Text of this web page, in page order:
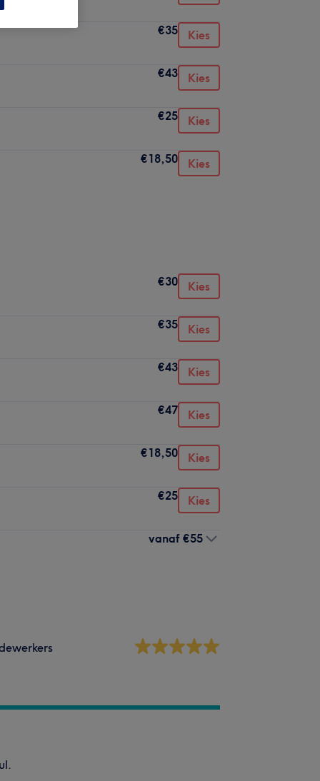
€35 Kies
€43 Kies
€25 Kies
€18,50 Kies
€30 Kies
€35 Kies
€43 Kies
€47 Kies
€18,50 Kies
€25 Kies
vanaf €55